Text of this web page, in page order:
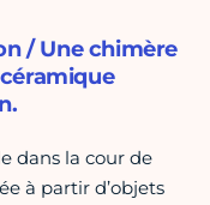
/ Une chimère
dans la cour de
à partir d’objets